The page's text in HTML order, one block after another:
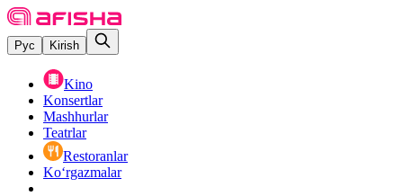
Рус Kirish
Kino
Konsertlar
Mashhurlar
Teatrlar
Restoranlar
Ko‘rgazmalar